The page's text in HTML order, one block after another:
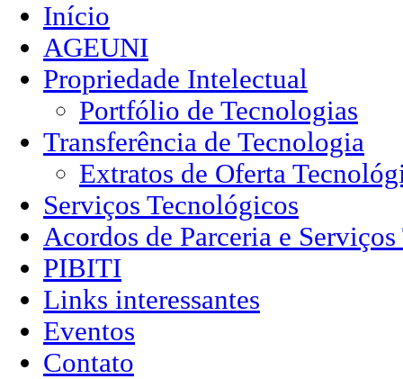
Início
AGEUNI
Propriedade Intelectual
Portfólio de Tecnologias
Transferência de Tecnologia
Extratos de Oferta
Serviços Tecnológicos
Acordos de Parceria e
PIBITI
Links interessantes
Eventos
Contato